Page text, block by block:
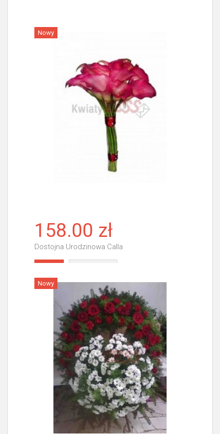
Nowy
158.00 zł
Dostojna Urodzinowa Calla
Nowy